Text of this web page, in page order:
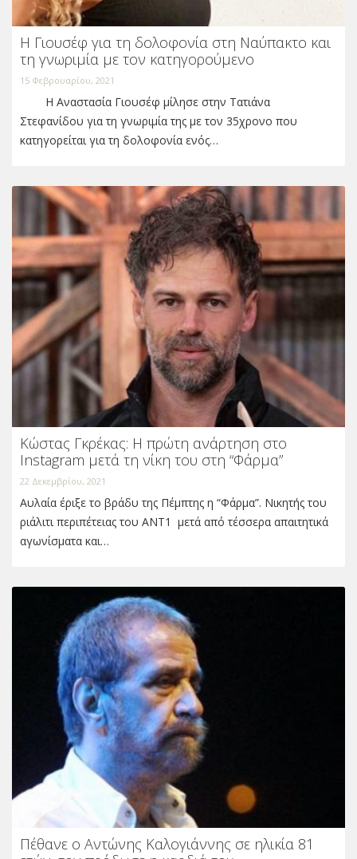
Η Γιουσέφ για τη δολοφονία στη Ναύπακτο και
τη γνωριμία με τον κατηγορούμενο
15 Φεβρουαρίου, 2021
Η Αναστασία Γιουσέφ μίλησε στην Τατιάνα
Στεφανίδου για τη γνωριμία της με τον 35χρονο που
κατηγορείται για τη δολοφονία ενός…
Κώστας Γκρέκας: Η πρώτη ανάρτηση στο
Instagram μετά τη νίκη του στη “Φάρμα”
22 Δεκεμβρίου, 2021
Αυλαία έριξε το βράδυ της Πέμπτης η “Φάρμα”. Νικητής του
ριάλιτι περιπέτειας του ΑΝΤ1 μετά από τέσσερα απαιτητικά
αγωνίσματα και…
Πέθανε ο Αντώνης Καλογιάννης σε ηλικία 81